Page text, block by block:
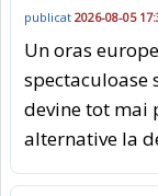
publicat 2026-08-05
Un oras
spectaculoase
devine tot mai
alternative la